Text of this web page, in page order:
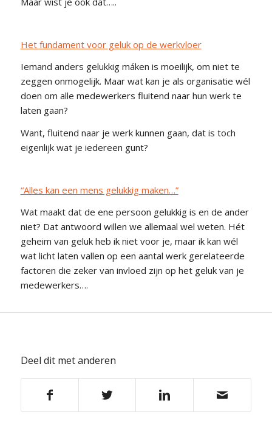
Het fundament voor geluk op de werkvloer
Iemand anders gelukkig máken is moeilijk, om niet te
zeggen onmogelijk. Maar wat kan je als organisatie wél
doen om alle medewerkers fluitend naar hun werk te
laten gaan?
Want, fluitend naar je werk kunnen gaan, dat is toch
eigenlijk wat je iedereen gunt?
“Alles kan een mens gelukkig maken…”
Wat maakt dat de ene persoon gelukkig is en de ander
niet? Dat antwoord willen we allemaal wel weten. Hét
geheim van geluk heb ik niet voor je, maar ik kan wél
wat licht laten vallen op een aantal werk gerelateerde
factoren die zeker van invloed zijn op het geluk van je
medewerkers….
Deel dit met anderen